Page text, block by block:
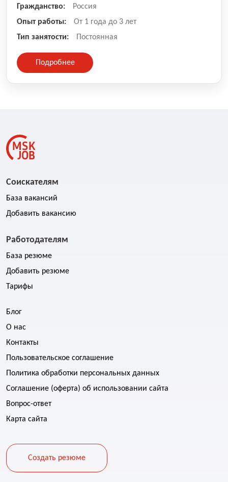
Гражданство:
Россия
Опыт работы:
От 1 года до 3 лет
Тип занятости:
Постоянная
Подробнее
Соискателям
База вакансий
Добавить вакансию
Работодателям
База резюме
Добавить резюме
Тарифы
Блог
О нас
Контакты
Пользовательское соглашение
Политика обработки персональных данных
Соглашение (оферта) об использовании сайта
Вопрос-ответ
Карта сайта
Создать резюме